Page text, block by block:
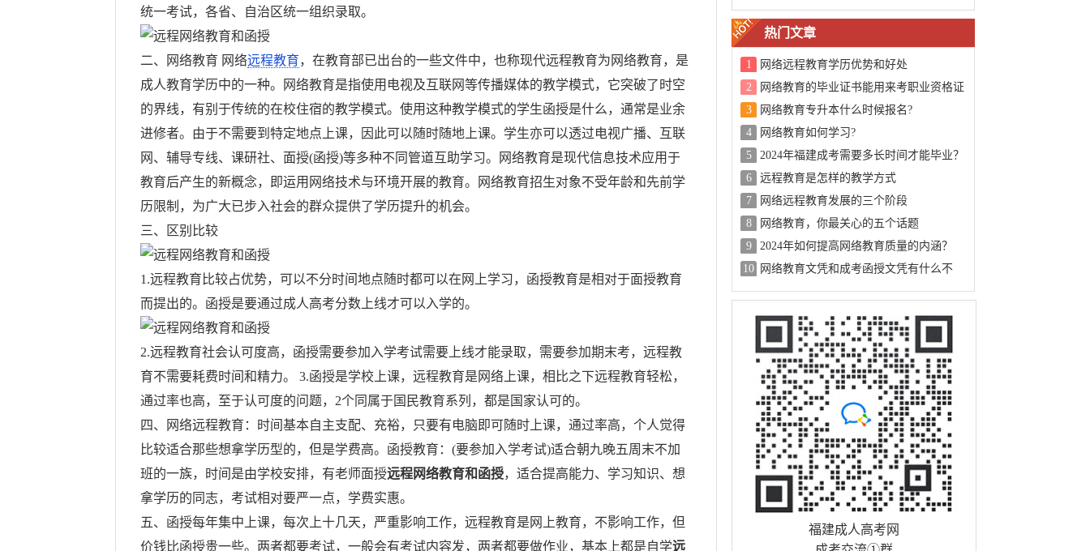
统一考试，各省、自治区统一组织录取。
二、网络教育 网络远程教育，在教育部已出台的一些文件中，也称现代远程教育为网络教育，是
成人教育学历中的一种。网络教育是指使用电视及互联网等传播媒体的教学模式，它突破了时空
的界线，有别于传统的在校住宿的教学模式。使用这种教学模式的学生函授是什么，通常是业余
进修者。由于不需要到特定地点上课，因此可以随时随地上课。学生亦可以透过电视广播、互联
网、辅导专线、课研社、面授(函授)等多种不同管道互助学习。网络教育是现代信息技术应用于
教育后产生的新概念，即运用网络技术与环境开展的教育。网络教育招生对象不受年龄和先前学
历限制，为广大已步入社会的群众提供了学历提升的机会。
三、区别比较
1.远程教育比较占优势，可以不分时间地点随时都可以在网上学习，函授教育是相对于面授教育
而提出的。函授是要通过成人高考分数上线才可以入学的。
2.远程教育社会认可度高，函授需要参加入学考试需要上线才能录取，需要参加期末考，远程教
育不需要耗费时间和精力。 3.函授是学校上课，远程教育是网络上课，相比之下远程教育轻松，
通过率也高，至于认可度的问题，2个同属于国民教育系列，都是国家认可的。
四、网络远程教育：时间基本自主支配、充裕，只要有电脑即可随时上课，通过率高，个人觉得
比较适合那些想拿学历型的，但是学费高。函授教育：(要参加入学考试)适合朝九晚五周末不加
班的一族，时间是由学校安排，有老师面授远程网络教育和函授，适合提高能力、学习知识、想
拿学历的同志，考试相对要严一点，学费实惠。
五、函授每年集中上课，每次上十几天，严重影响工作，远程教育是网上教育，不影响工作，但
价钱比函授贵一些。两者都要考试，一般会有考试内容发，两者都要做作业，基本上都是自学远
热门文章
1
网络远程教育学历优势和好处
2
网络教育的毕业证书能用来考职业资格证
吗？
3
网络教育专升本什么时候报名?
4
网络教育如何学习?
5
2024年福建成考需要多长时间才能毕业？
6
远程教育是怎样的教学方式
7
网络远程教育发展的三个阶段
8
网络教育，你最关心的五个话题
9
2024年如何提高网络教育质量的内涵？
10 网络教育文凭和成考函授文凭有什么不
福建成人高考网